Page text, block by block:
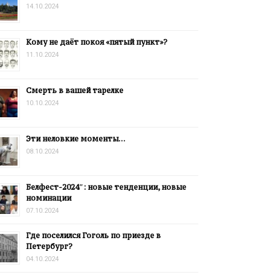
14.10.2024
Кому не даёт покоя «пятый пункт»?
11.10.2024
Смерть в вашей тарелке
10.10.2024
Эти неловкие моменты…
08.10.2024
Белфест-2024″: новые тенденции, новые
номинации
07.10.2024
Где поселился Гоголь по приезде в
Петербург?
04.10.2024